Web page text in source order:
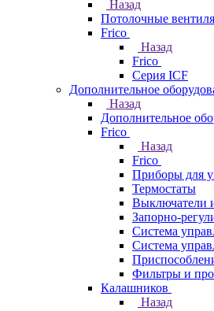
Назад
Потолочные
Frico
Назад
Frico
Серия ICF
Дополнительное
Назад
Дополнительное
Frico
Назад
Frico
Приборы для
Термостаты
Выключатели
Запорно-
Система
Система
Фильтры и
Калашников
Назад